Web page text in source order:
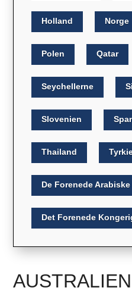
Holland Norge
Polen Qatar
Seychellerne
Slovenien
Thailand
De Forenede
Det Forenede
AUSTRALIEN